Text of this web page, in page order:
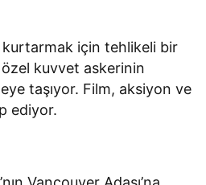
kurtarmak için tehlikeli bir
kuvvet askerinin
taşıyor. Film, aksiyon ve
ediyor.